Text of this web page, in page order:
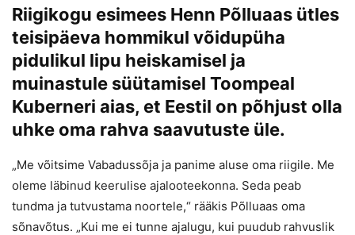
Riigikogu esimees Henn Põlluaas ütles
teisipäeva hommikul võidupüha
pidulikul lipu heiskamisel ja
muinastule süütamisel Toompeal
Kuberneri aias, et Eestil on põhjust olla
uhke oma rahva saavutuste üle.
„Me võitsime Vabadussõja ja panime aluse oma riigile. Me
oleme läbinud keerulise ajalooteekonna. Seda peab
tundma ja tutvustama noortele,“ rääkis Põlluaas oma
sõnavõtus. „Kui me ei tunne ajalugu, kui puudub rahvuslik